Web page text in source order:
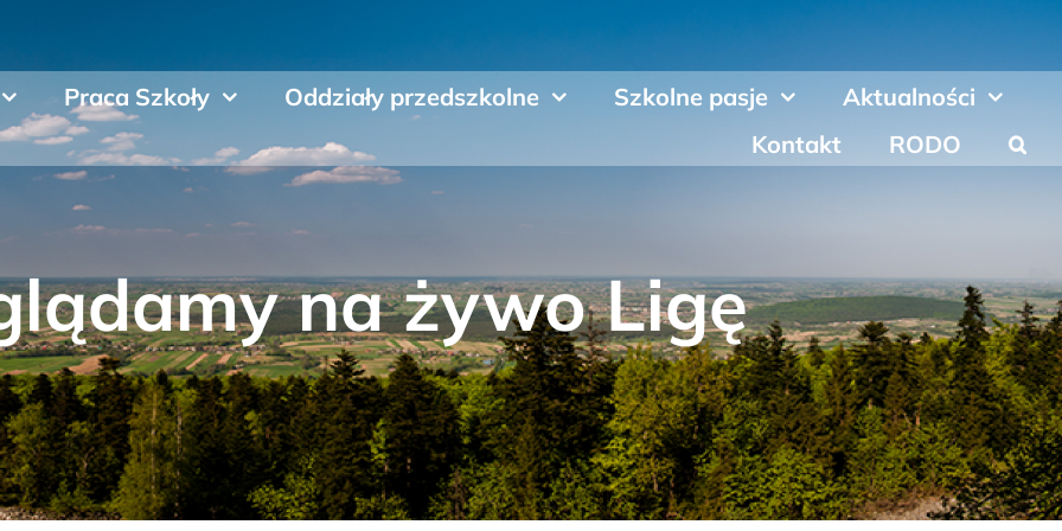
Praca Szkoły Oddziały przedszkolne Szkolne pasje
Aktualności
Kontakt
RODO
na żywo Ligę